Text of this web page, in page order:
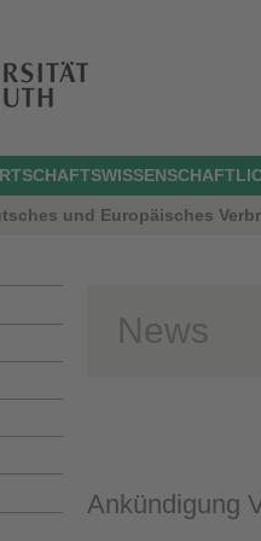
und Europäisches
News
Ankündigung